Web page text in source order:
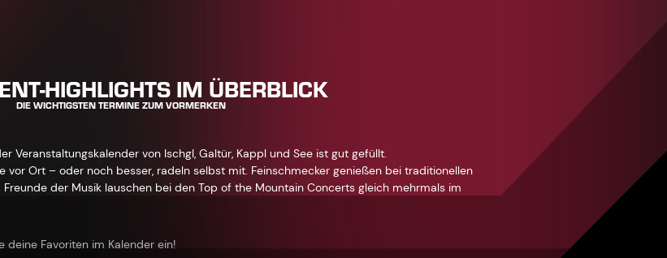
HIGHLIGHTS IM ÜBERBLICK
DIE WICHTIGSTEN TERMINE ZUM VORMERKEN
Veranstaltungskalender von Ischgl, Galtür, Kappl und See ist gut gefüllt.
vor Ort – oder noch besser, radeln selbst mit. Feinschmecker genießen bei traditionellen
der Musik lauschen bei den Top of the Mountain Concerts gleich mehrmals im
Favoriten im Kalender ein!